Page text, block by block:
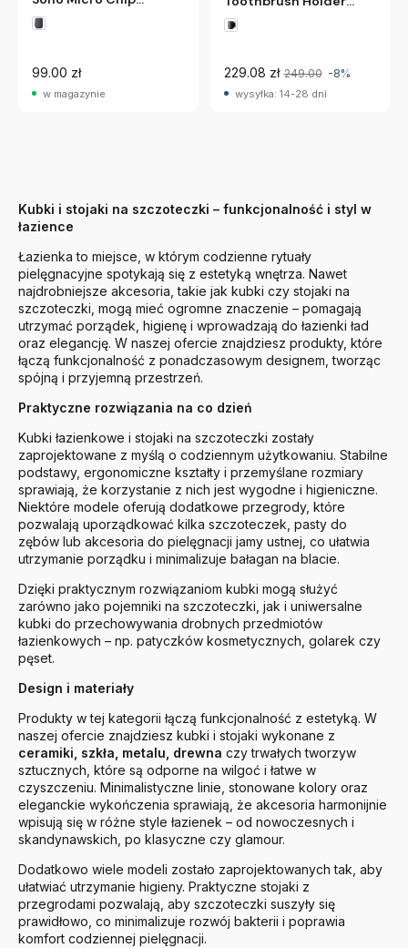
Blomus
99.00 zł
w magazynie
Biały Audo
Copenhagen
229.08 zł 249.00 -8%
wysyłka: 14-28 dni
Kubki i stojaki na szczoteczki – funkcjonalność i styl w
łazience
Łazienka to miejsce, w którym codzienne rytuały
pielęgnacyjne spotykają się z estetyką wnętrza. Nawet
najdrobniejsze akcesoria, takie jak kubki czy stojaki na
szczoteczki, mogą mieć ogromne znaczenie – pomagają
utrzymać porządek, higienę i wprowadzają do łazienki ład
oraz elegancję. W naszej ofercie znajdziesz produkty, które
łączą funkcjonalność z ponadczasowym designem, tworząc
spójną i przyjemną przestrzeń.
Praktyczne rozwiązania na co dzień
Kubki łazienkowe i stojaki na szczoteczki zostały
zaprojektowane z myślą o codziennym użytkowaniu. Stabilne
podstawy, ergonomiczne kształty i przemyślane rozmiary
sprawiają, że korzystanie z nich jest wygodne i higieniczne.
Niektóre modele oferują dodatkowe przegrody, które
pozwalają uporządkować kilka szczoteczek, pasty do
zębów lub akcesoria do pielęgnacji jamy ustnej, co ułatwia
utrzymanie porządku i minimalizuje bałagan na blacie.
Dzięki praktycznym rozwiązaniom kubki mogą służyć
zarówno jako pojemniki na szczoteczki, jak i uniwersalne
kubki do przechowywania drobnych przedmiotów
łazienkowych – np. patyczków kosmetycznych, golarek czy
pęset.
Design i materiały
Produkty w tej kategorii łączą funkcjonalność z estetyką. W
naszej ofercie znajdziesz kubki i stojaki wykonane z
ceramiki, szkła, metalu, drewna czy trwałych tworzyw
sztucznych, które są odporne na wilgoć i łatwe w
czyszczeniu. Minimalistyczne linie, stonowane kolory oraz
eleganckie wykończenia sprawiają, że akcesoria harmonijnie
wpisują się w różne style łazienek – od nowoczesnych i
skandynawskich, po klasyczne czy glamour.
Dodatkowo wiele modeli zostało zaprojektowanych tak, aby
ułatwiać utrzymanie higieny. Praktyczne stojaki z
przegrodami pozwalają, aby szczoteczki suszyły się
prawidłowo, co minimalizuje rozwój bakterii i poprawia
komfort codziennej pielęgnacji.